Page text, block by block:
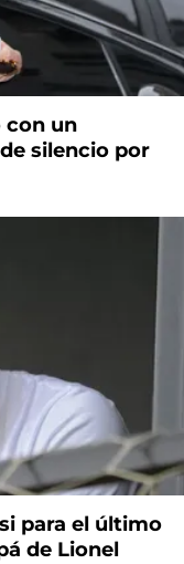
con un
silencio por
para el último
de Lionel